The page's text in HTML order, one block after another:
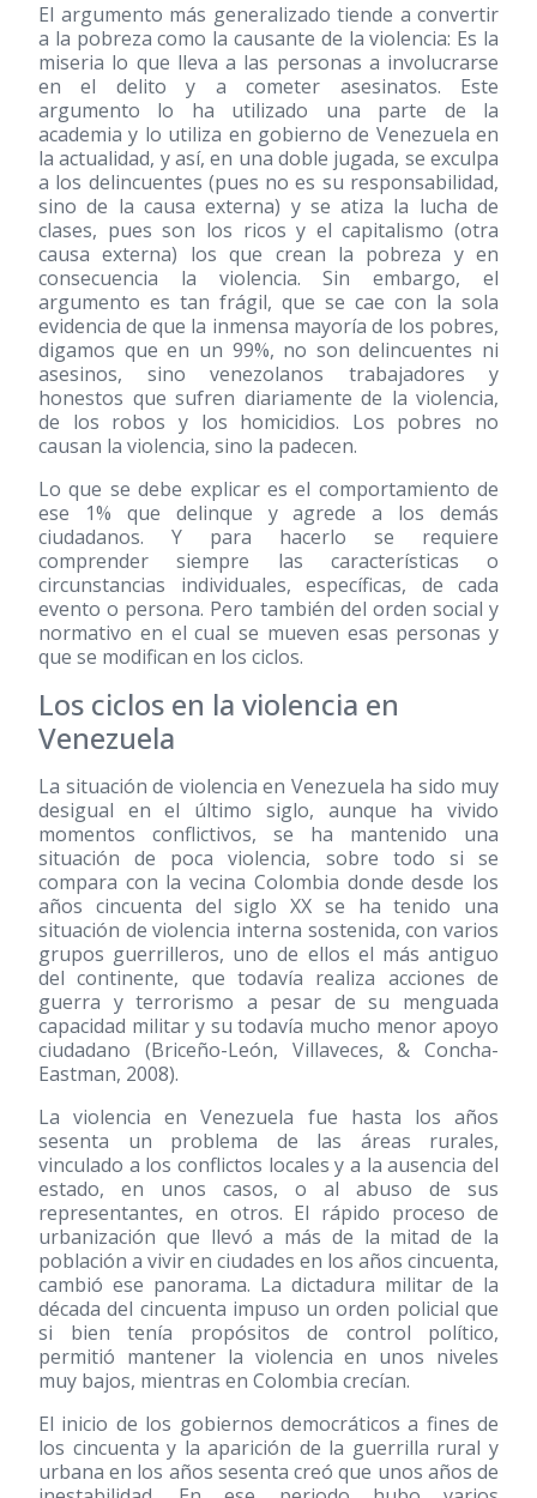
El argumento más generalizado tiende a convertir
a la pobreza como la causante de la violencia: Es la
miseria lo que lleva a las personas a involucrarse
en el delito y a cometer asesinatos. Este
argumento lo ha utilizado una parte de la
academia y lo utiliza en gobierno de Venezuela en
la actualidad, y así, en una doble jugada, se exculpa
a los delincuentes (pues no es su responsabilidad,
sino de la causa externa) y se atiza la lucha de
clases, pues son los ricos y el capitalismo (otra
causa externa) los que crean la pobreza y en
consecuencia la violencia. Sin embargo, el
argumento es tan frágil, que se cae con la sola
evidencia de que la inmensa mayoría de los pobres,
digamos que en un 99%, no son delincuentes ni
asesinos, sino venezolanos trabajadores y
honestos que sufren diariamente de la violencia,
de los robos y los homicidios. Los pobres no
causan la violencia, sino la padecen.
Lo que se debe explicar es el comportamiento de
ese 1% que delinque y agrede a los demás
ciudadanos. Y para hacerlo se requiere
comprender siempre las características o
circunstancias individuales, específicas, de cada
evento o persona. Pero también del orden social y
normativo en el cual se mueven esas personas y
que se modifican en los ciclos.
Los ciclos en la violencia en
Venezuela
La situación de violencia en Venezuela ha sido muy
desigual en el último siglo, aunque ha vivido
momentos conflictivos, se ha mantenido una
situación de poca violencia, sobre todo si se
compara con la vecina Colombia donde desde los
años cincuenta del siglo XX se ha tenido una
situación de violencia interna sostenida, con varios
grupos guerrilleros, uno de ellos el más antiguo
del continente, que todavía realiza acciones de
guerra y terrorismo a pesar de su menguada
capacidad militar y su todavía mucho menor apoyo
ciudadano (Briceño-León, Villaveces, & Concha-
Eastman, 2008).
La violencia en Venezuela fue hasta los años
sesenta un problema de las áreas rurales,
vinculado a los conflictos locales y a la ausencia del
estado, en unos casos, o al abuso de sus
representantes, en otros. El rápido proceso de
urbanización que llevó a más de la mitad de la
población a vivir en ciudades en los años cincuenta,
cambió ese panorama. La dictadura militar de la
década del cincuenta impuso un orden policial que
si bien tenía propósitos de control político,
permitió mantener la violencia en unos niveles
muy bajos, mientras en Colombia crecían.
El inicio de los gobiernos democráticos a fines de
los cincuenta y la aparición de la guerrilla rural y
urbana en los años sesenta creó que unos años de